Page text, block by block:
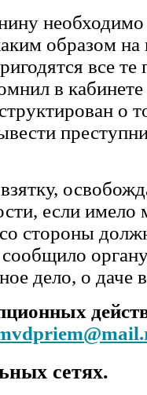
необходимо
образом
все
в
о
если имело
стороны
сообщило
дело, о даче
сетях.